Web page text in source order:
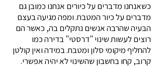
כשאנחנו מדברים על כיורים אנחנו כמובן גם
מדברים על כיור המטבח. ומפה מגיעה בעצם
הבעיה שהרבה אנשים נתקלים בה, כאשר הם
רוצים לעשות שינוי "דרסטי" בדירה כמו
להחליף מיקומי סלון ומטבח. במידה ואין קולטן
קרוב, קחו בחשבון שהשינוי לא יהיה אפשרי.